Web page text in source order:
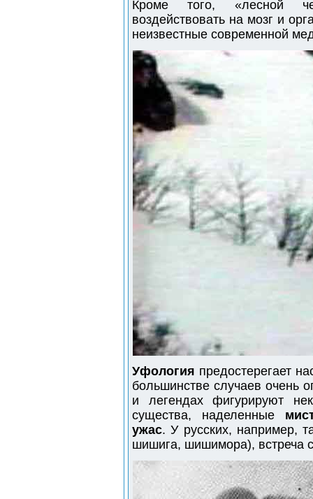
Кроме того, «лесной
воздействовать на мозг и
неизвестные современной
Уфология предостерегает
большинстве случаев очень
и легендах фигурируют
существа, наделенные
ужас. У русских, например,
шишига, шишимора), встреча